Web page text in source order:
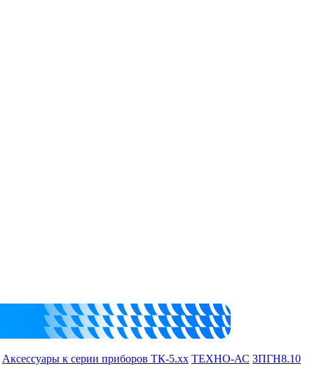
Аксессуары к серии приборов ТК-5.хх ТЕХНО-АС ЗПГН8.10